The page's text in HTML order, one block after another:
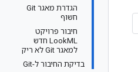
הגדרת מאגר Git
חשוף
חיבור פרויקט
LookML חדש
למאגר Git לא ריק
בדיקת החיבור ל-Git